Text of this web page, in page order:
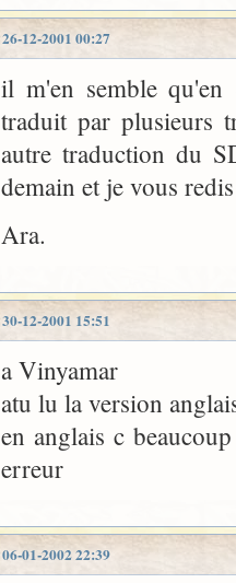
26-12-2001 00:27
il m'en semble qu'en
traduit par plusieurs
autre traduction du
demain et je vous
Ara.
30-12-2001 15:51
a Vinyamar
atu lu la version
en anglais c
erreur
06-01-2002 22:39